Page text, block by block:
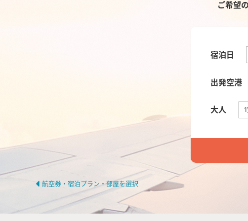
ご希望
宿泊日
出発空港
大人
航空券・宿泊プラン・部屋を選択